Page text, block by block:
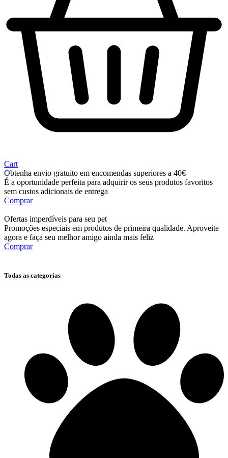
Cart
Obtenha envio gratuito em encomendas superiores a 40€
É a oportunidade perfeita para adquirir os seus produtos favoritos
sem custos adicionais de entrega
Comprar
Ofertas imperdíveis para seu pet
Promoções especiais em produtos de primeira qualidade. Aproveite
agora e faça seu melhor amigo ainda mais feliz
Comprar
Todas as categorias